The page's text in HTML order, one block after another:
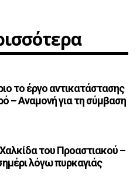
το έργο αντικατάστασης
– Αναμονή για τη σύμβαση
του Προαστιακού –
λόγω πυρκαγιάς